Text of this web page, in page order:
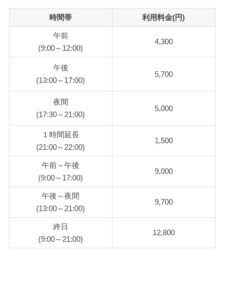
時間帯 利用料金(円)
午前
(9:00～12:00)
4,300
午後
(13:00～17:00)
5,700
夜間
(17:30～21:00)
5,000
１時間延長
(21:00～22:00)
1,500
午前～午後
(9:00～17:00)
9,000
午後～夜間
(13:00～21:00)
9,700
終日
(9:00～21:00)
12,800